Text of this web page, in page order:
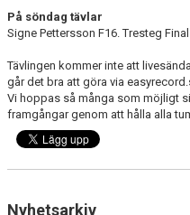
På söndag tävlar
Signe Pettersson F16. Tresteg
Tävlingen kommer inte att
går det bra att göra via
Vi hoppas så många som möjligt
framgångar genom att hålla alla
Nyhetsarkiv